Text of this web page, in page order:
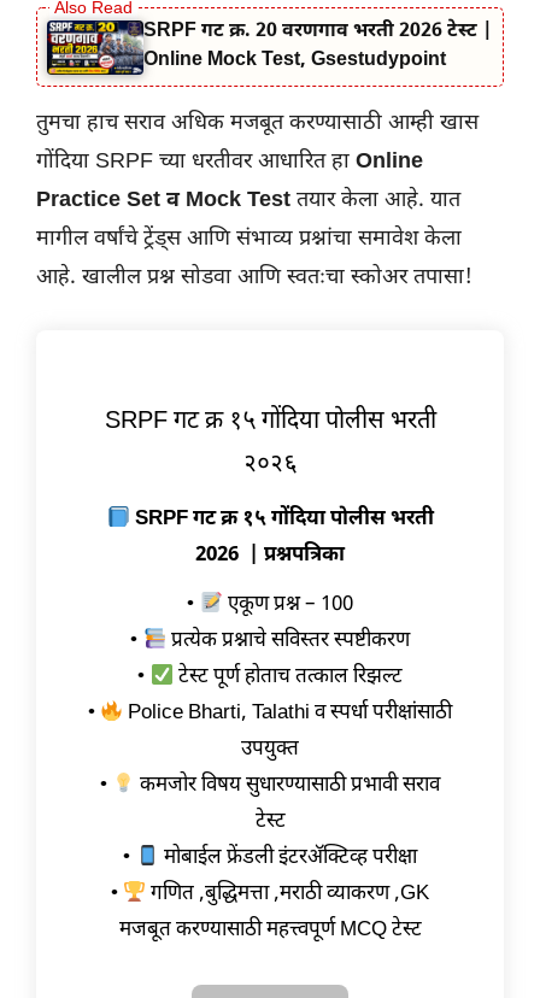
SRPF गट क्र. 20 वरणगाव भरती 2026 टेस्ट |
Online Mock Test, Gsestudypoint
तुमचा हाच सराव अधिक मजबूत करण्यासाठी आम्ही खास
गोंदिया SRPF च्या धरतीवर आधारित हा Online
Practice Set व Mock Test तयार केला आहे. यात
मागील वर्षांचे ट्रेंड्स आणि संभाव्य प्रश्नांचा समावेश केला
आहे. खालील प्रश्न सोडवा आणि स्वतःचा स्कोअर तपासा!
SRPF गट क्र १५ गोंदिया पोलीस भरती
२०२६
SRPF गट क्र १५ गोंदिया पोलीस भरती
2026 | प्रश्नपत्रिका
•
एकूण प्रश्न – 100
•
प्रत्येक प्रश्नाचे सविस्तर स्पष्टीकरण
•
टेस्ट पूर्ण होताच तत्काल रिझल्ट
•
Police Bharti, Talathi व स्पर्धा परीक्षांसाठी
उपयुक्त
•
कमजोर विषय सुधारण्यासाठी प्रभावी सराव
टेस्ट
•
मोबाईल फ्रेंडली इंटरॲक्टिव्ह परीक्षा
•
गणित ,बुद्धिमत्ता ,मराठी व्याकरण ,GK
मजबूत करण्यासाठी महत्त्वपूर्ण MCQ टेस्ट